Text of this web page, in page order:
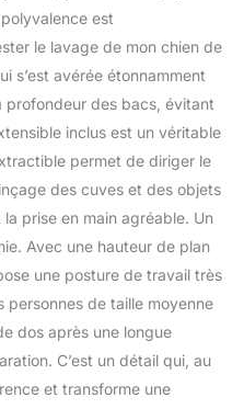
est
le lavage de mon chien de
s’est avérée étonnamment
des bacs, évitant
inclus est un véritable
permet de diriger le
des cuves et des objets
prise en main agréable. Un
Avec une hauteur de plan
une posture de travail très
de taille moyenne
dos après une longue
C’est un détail qui, au
et transforme une